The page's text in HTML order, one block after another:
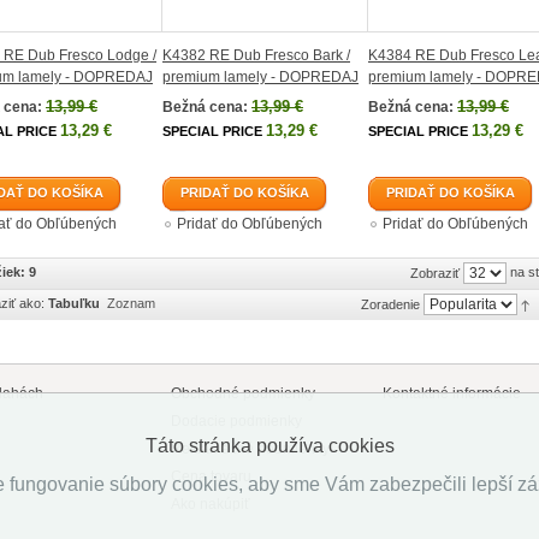
RE Dub Fresco Lodge /
lamely - DOPREDAJ
cena: 13,99 €
PRICE 13,29 €
DO KOŠÍKA
do Obľúbených
K4382 RE Dub Fresco Bark /
premium lamely - DOPREDAJ
Bežná cena: 13,99 €
SPECIAL PRICE 13,29 €
PRIDAŤ DO KOŠÍKA
Pridať do Obľúbených
K4384 RE Dub Fresco
premium lamely -
Bežná cena: 13,99 €
SPECIAL PRICE 13,29 €
PRIDAŤ DO KOŠÍKA
Pridať do Obľúbených
9 Zobraziť na
ako: Tabuľku Zoznam Zoradenie
Obchodné podmienky
Reklamačné podmienky
Cena tovaru
Kontaktné informácie
Táto stránka používa cookies
fungovanie súbory cookies, aby sme Vám zabezpečili lepší